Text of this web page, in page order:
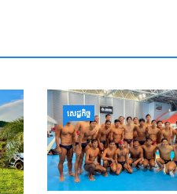
សេដ្ឋកិច្ច